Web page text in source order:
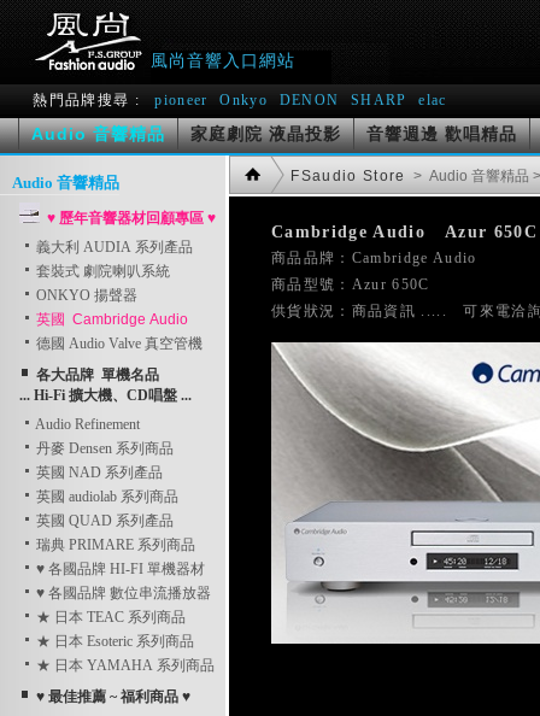
風尚音響入口網站
熱門品牌搜尋 : pioneer Onkyo DENON SHARP elac
Audio 音響精品 家庭劇院 液晶投影 音響週邊 歡唱精品
Audio 音響精品
♥ 歷年音響器材回顧專區 ♥
義大利 AUDIA 系列產品
套裝式 劇院喇叭系統
ONKYO 揚聲器
英國 Cambridge Audio
德國 Audio Valve 真空管機
各大品牌 單機名品
... Hi-Fi 擴大機、CD唱盤 ...
Audio Refinement
丹麥 Densen 系列商品
英國 NAD 系列產品
英國 audiolab 系列商品
英國 QUAD 系列產品
瑞典 PRIMARE 系列商品
♥ 各國品牌 HI-FI 單機器材
♥ 各國品牌 數位串流播放器
★ 日本 TEAC 系列商品
★ 日本 Esoteric 系列商品
★ 日本 YAMAHA 系列商品
♥ 最佳推薦 ~ 福利商品 ♥
FSaudio Store > Audio 音響精品>
Cambridge Audio   Azur
商品品牌：Cambridge Audio
商品型號：Azur 650C